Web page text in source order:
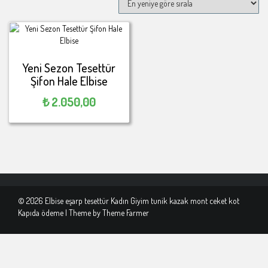
Yeni Sezon Tesettür
Şifon Hale Elbise
₺2.050,00
© 2026 Elbise eşarp tesettür Kadın Giyim tunik kazak mont ceket kot
Kapıda ödeme | Theme byTheme Farmer